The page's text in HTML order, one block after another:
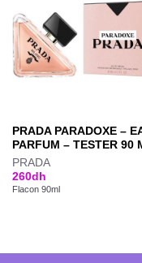
PRADA PARADOXE –
PARFUM – TESTER 90
PRADA
260dh
Flacon 90ml